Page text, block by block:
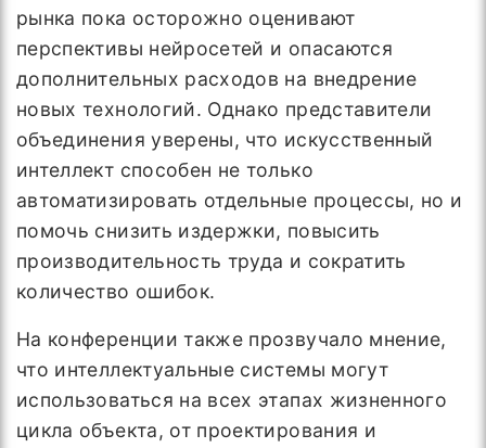
рынка пока осторожно оценивают
перспективы нейросетей и опасаются
дополнительных расходов на внедрение
новых технологий. Однако представители
объединения уверены, что искусственный
интеллект способен не только
автоматизировать отдельные процессы, но и
помочь снизить издержки, повысить
производительность труда и сократить
количество ошибок.
На конференции также прозвучало мнение,
что интеллектуальные системы могут
использоваться на всех этапах жизненного
цикла объекта, от проектирования и